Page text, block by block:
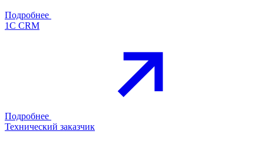
Подробнее
1С CRM
Подробнее
Технический заказчик